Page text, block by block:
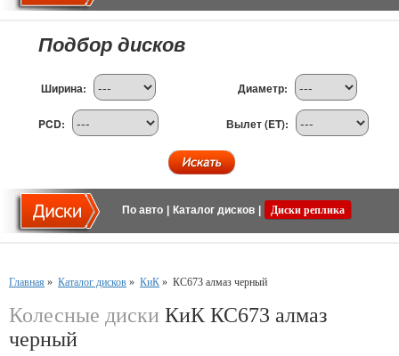
Подбор дисков
Ширина: Диаметр:
PCD: Вылет (ET):
По авто Каталог дисков Диски реплика
Главная » Каталог дисков » КиК » КС673 алмаз черный
Колесные диски КиК КС673 алмаз
черный